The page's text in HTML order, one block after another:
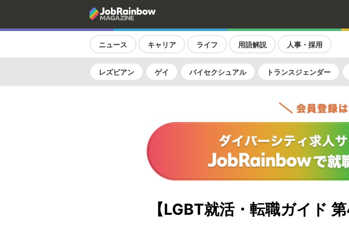
ニュース キャリア ライフ 用語解説 人事・採用
レズビアン ゲイ バイセクシュアル トランスジェンダー
【LGBT就活・転職ガイド